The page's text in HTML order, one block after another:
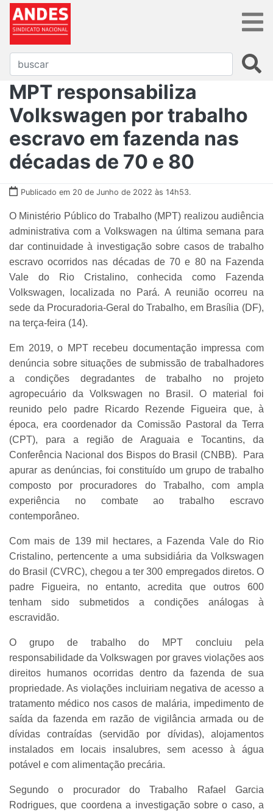
MPT responsabiliza
Volkswagen por trabalho
escravo em fazenda nas
décadas de 70 e 80
Publicado em 20 de Junho de 2022 às 14h53.
O Ministério Público do Trabalho (MPT) realizou audiência
administrativa com a Volkswagen na última semana para
dar continuidade à investigação sobre casos de trabalho
escravo ocorridos nas décadas de 70 e 80 na Fazenda
Vale do Rio Cristalino, conhecida como Fazenda
Volkswagen, localizada no Pará. A reunião ocorreu na
sede da Procuradoria-Geral do Trabalho, em Brasília (DF),
na terça-feira (14).
Em 2019, o MPT recebeu documentação impressa com
denúncia sobre situações de submissão de trabalhadores
a condições degradantes de trabalho no projeto
agropecuário da Volkswagen no Brasil. O material foi
reunido pelo padre Ricardo Rezende Figueira que, à
época, era coordenador da Comissão Pastoral da Terra
(CPT), para a região de Araguaia e Tocantins, da
Conferência Nacional dos Bispos do Brasil (CNBB). Para
apurar as denúncias, foi constituído um grupo de trabalho
composto por procuradores do Trabalho, com ampla
experiência no combate ao trabalho escravo
contemporâneo.
Com mais de 139 mil hectares, a Fazenda Vale do Rio
Cristalino, pertencente a uma subsidiária da Volkswagen
do Brasil (CVRC), chegou a ter 300 empregados diretos. O
padre Figueira, no entanto, acredita que outros 600
tenham sido submetidos a condições análogas à
escravidão.
O grupo de trabalho do MPT concluiu pela
responsabilidade da Volkswagen por graves violações aos
direitos humanos ocorridas dentro da fazenda de sua
propriedade. As violações incluiriam negativa de acesso a
tratamento médico nos casos de malária, impedimento de
saída da fazenda em razão de vigilância armada ou de
dívidas contraídas (servidão por dívidas), alojamentos
instalados em locais insalubres, sem acesso à água
potável e com alimentação precária.
Segundo o procurador do Trabalho Rafael Garcia
Rodrigues, que coordena a investigação sobre o caso, a